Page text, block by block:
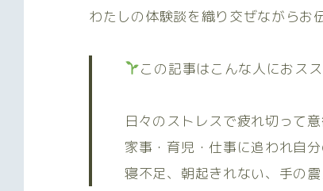
わたしの体験談を織り交ぜながらお
この記事はこんな人におス
日々のストレスで疲れ切って意
家事・育児・仕事に追われ自
寝不足、朝起きれない、手の